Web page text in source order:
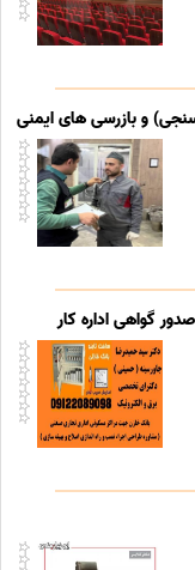
و بازرسی های ایمنی
گواهی اداره کار